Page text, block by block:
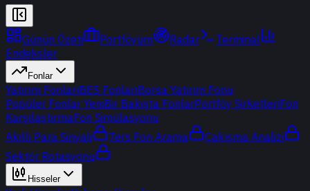
Günün Özeti Portföyüm Radar
Terminal
Endeksler
Fonlar
Yatırım FonlarıBES FonlarıBorsa Yatırım Fonu
Popüler Fonlar YeniBir Bakışta FonlarPortföy ŞirketleriFon
KarşılaştırmaFon Simülasyonu
Akıllı Para Sinyali
Ters Fon Arama
Çakışma Analizi
Sektör Rotasyonu
Hisseler